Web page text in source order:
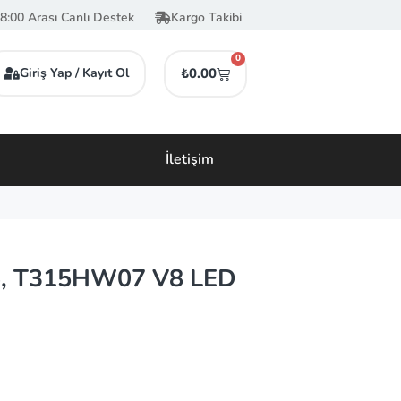
Arası Canlı Destek Kargo Takibi
Giriş Yap / Kayıt Ol ₺0.00
0
İletişim
T315HW07 V8 LED